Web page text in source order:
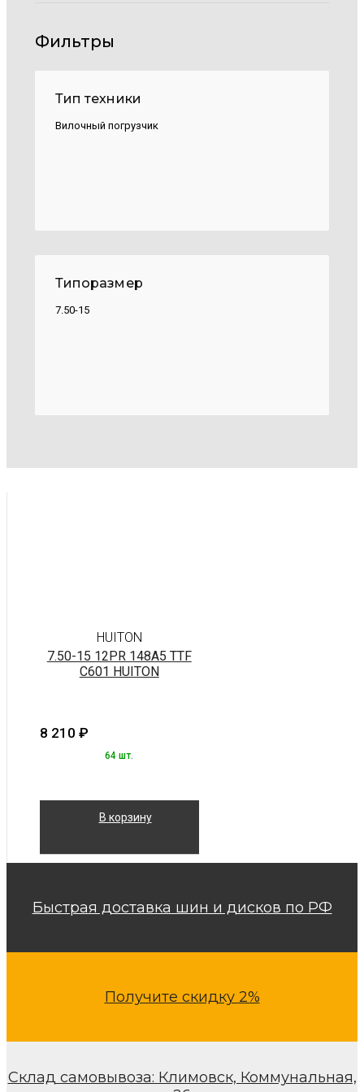
Фильтры
Тип техники
Вилочный погрузчик
Типоразмер
7.50-15
HUITON
7.50-15 12PR 148A5 TTF
C601 HUITON
8 210 ₽
64 шт.
В корзину
Быстрая доставка шин и дисков по РФ
Получите скидку 2%
Склад самовывоза: Климовск, Коммунальная,